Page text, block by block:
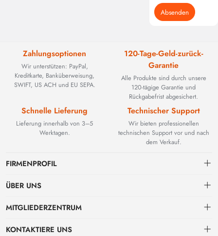
Absenden
Zahlungsoptionen
Wir unterstützen: PayPal,
Kreditkarte, Banküberweisung,
SWIFT, US ACH und EU SEPA.
120-Tage-Geld-zurück-
Garantie
Alle Produkte sind durch unsere
120-tägige Garantie und
Rückgabefrist abgesichert.
Schnelle Lieferung
Lieferung innerhalb von 3–5
Werktagen.
Technischer Support
Wir bieten professionellen
technischen Support vor und nach
dem Verkauf.
FIRMENPROFIL
BEYOND TECHNOLOGY INTERNATIONAL LIMITED wurde 2002
Glasfaserlösungen. Mit der Weiterentwicklung industrieller Netzwerke
ÜBER UNS
Kontakt
MITGLIEDERZENTRUM
persönliches Zentrum
KONTAKTIERE UNS